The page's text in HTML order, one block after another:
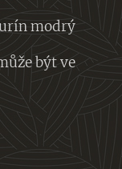
modrý
být ve